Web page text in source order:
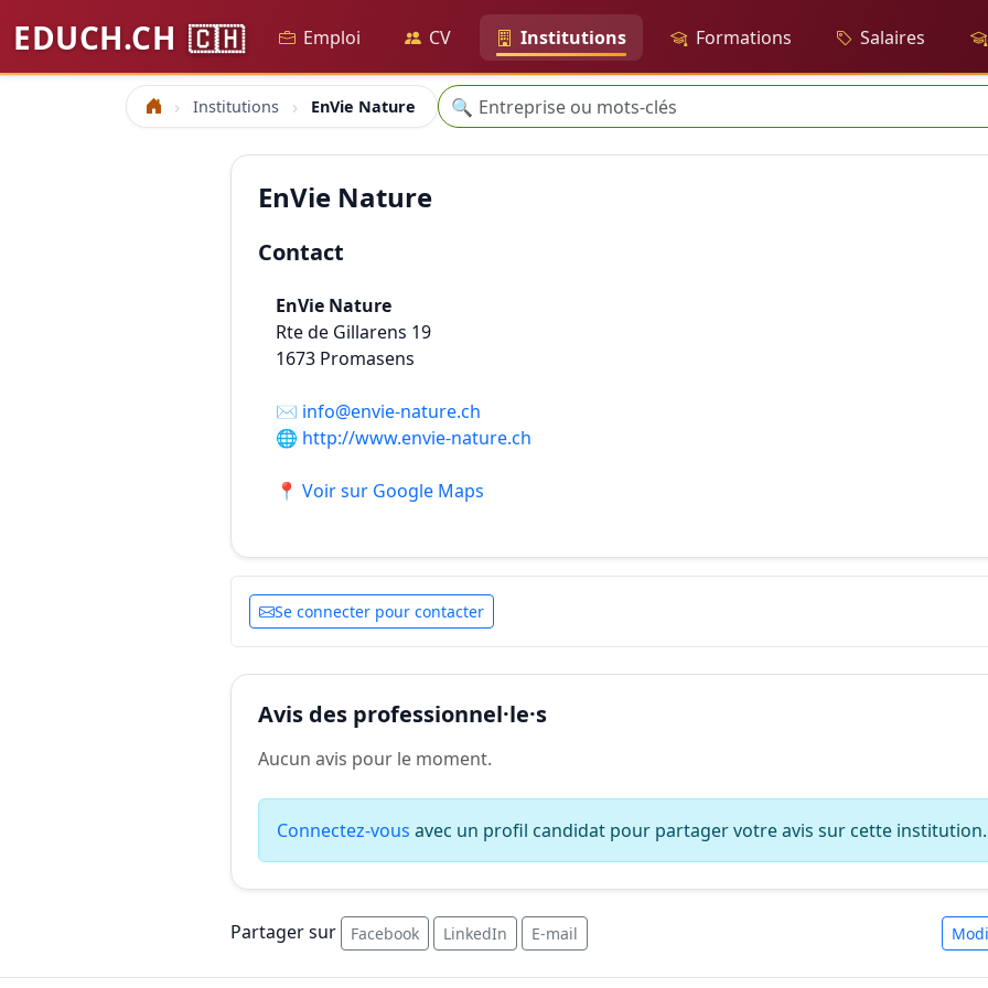
EDUCH.CH 🇨🇭 Emploi CV Institutions Formations Salaires
Accueil Institutions EnVie Nature Recherche
🔍
EnVie Nature
Contact
EnVie Nature
Rte de Gillarens 19
1673 Promasens
✉️ info@envie-nature.ch
🌐 http://www.envie-nature.ch
📍 Voir sur Google Maps
Se connecter pour contacter
Avis des professionnel·le·s
Aucun avis pour le moment.
Connectez-vous avec un profil candidat pour partager votre avis sur cette institution.
Partager sur Facebook LinkedIn E-mail